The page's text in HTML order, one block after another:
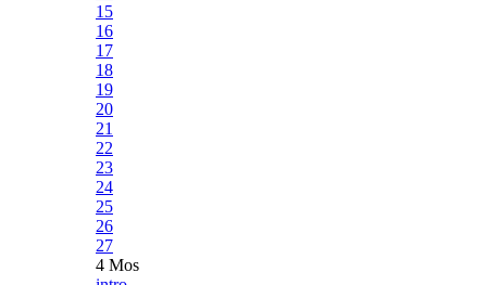
15
16
17
18
19
20
21
22
23
24
25
26
27
4 Mos